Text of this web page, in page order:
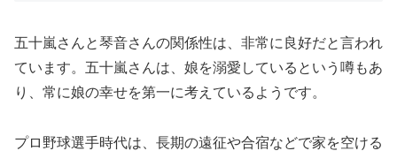
五十嵐さんと琴音さんの関係性は、非常に良好だと言われ
ています。五十嵐さんは、娘を溺愛しているという噂もあ
り、常に娘の幸せを第一に考えているようです。
プロ野球選手時代は、長期の遠征や合宿などで家を空ける